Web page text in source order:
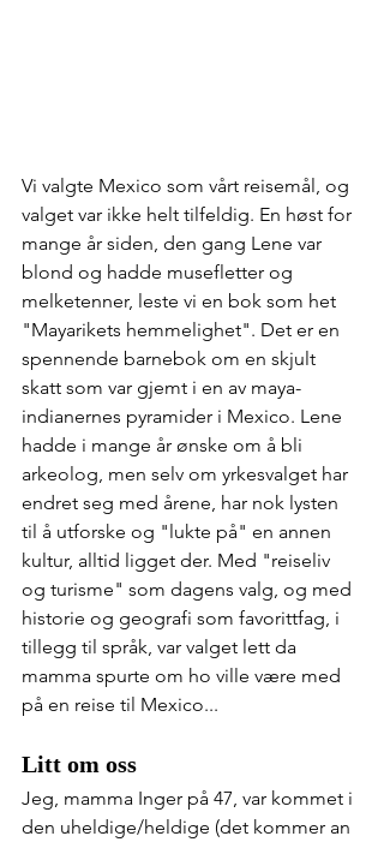
Vi valgte Mexico som vårt reisemål, og
valget var ikke helt tilfeldig. En høst for
mange år siden, den gang Lene var
blond og hadde musefletter og
melketenner, leste vi en bok som het
"Mayarikets hemmelighet". Det er en
spennende barnebok om en skjult
skatt som var gjemt i en av maya-
indianernes pyramider i Mexico. Lene
hadde i mange år ønske om å bli
arkeolog, men selv om yrkesvalget har
endret seg med årene, har nok lysten
til å utforske og "lukte på" en annen
kultur, alltid ligget der. Med "reiseliv
og turisme" som dagens valg, og med
historie og geografi som favorittfag, i
tillegg til språk, var valget lett da
mamma spurte om ho ville være med
på en reise til Mexico...
Litt om oss
Jeg, mamma Inger på 47, var kommet i
den uheldige/heldige (det kommer an